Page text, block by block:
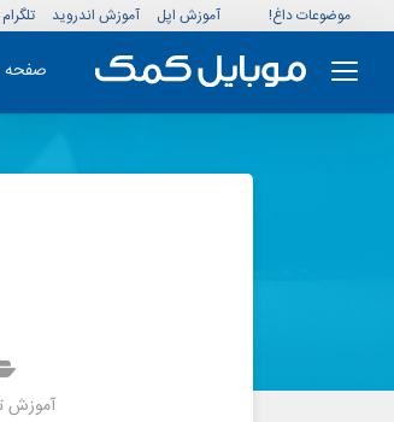
موضوعات داغ! آموزش اپل آموزش اندروید تلگرام
صفحه
آموزش